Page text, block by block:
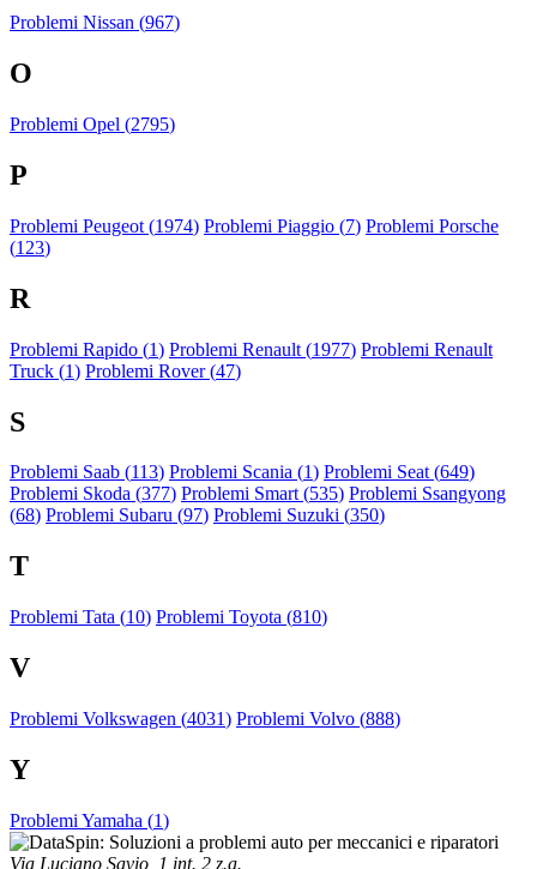
Problemi Nissan (967)
O
Problemi Opel (2795)
P
Problemi Peugeot (1974) Problemi Piaggio (7) Problemi Porsche
(123)
R
Problemi Rapido (1) Problemi Renault (1977) Problemi Renault
Truck (1) Problemi Rover (47)
S
Problemi Saab (113) Problemi Scania (1) Problemi Seat (649)
Problemi Skoda (377) Problemi Smart (535) Problemi Ssangyong
(68) Problemi Subaru (97) Problemi Suzuki (350)
T
Problemi Tata (10) Problemi Toyota (810)
V
Problemi Volkswagen (4031) Problemi Volvo (888)
Y
Problemi Yamaha (1)
Via Luciano Savio, 1 int. 2 z.a.